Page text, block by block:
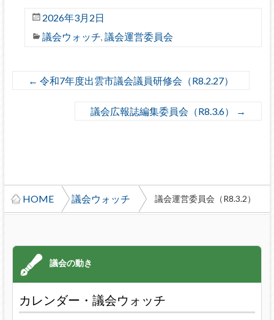
2026年3月2日
議会ウォッチ, 議会運営委員会
← 令和7年度出雲市議会議員研修会（R8.2.27）
議会広報誌編集委員会（R8.3.6） →
HOME 議会ウォッチ 議会運営委員会（R8.3.2）
カレンダー・議会ウォッチ